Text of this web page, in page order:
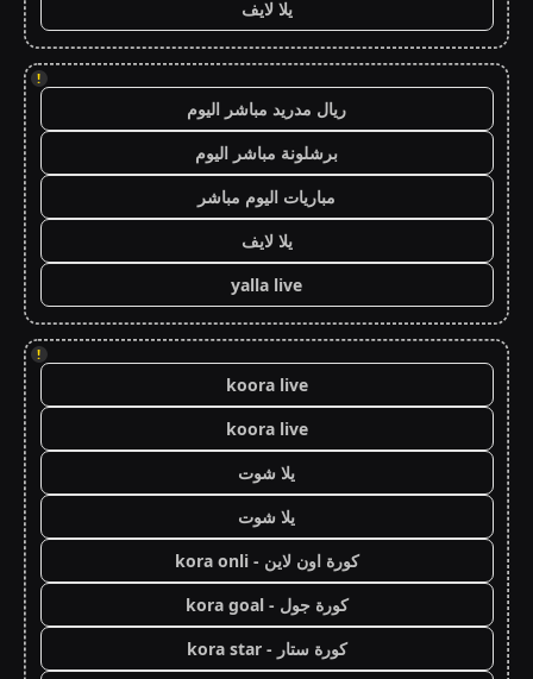
يلا لايف
!
ريال مدريد مباشر اليوم
برشلونة مباشر اليوم
مباريات اليوم مباشر
يلا لايف
yalla live
!
koora live
koora live
يلا شوت
يلا شوت
كورة اون لاين - kora onli
كورة جول - kora goal
كورة ستار - kora star